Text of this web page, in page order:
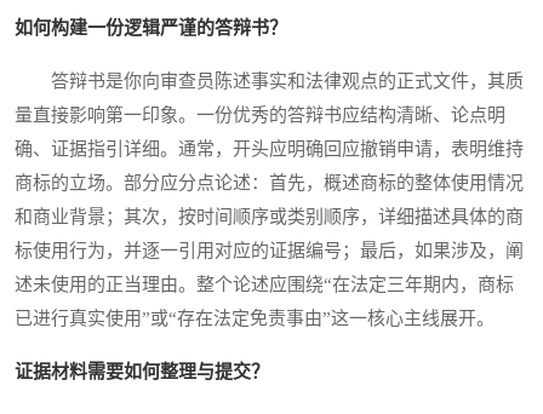
如何构建一份逻辑严谨的答辩书？
答辩书是你向审查员陈述事实和法律观点的正式文件，其质
量直接影响第一印象。一份优秀的答辩书应结构清晰、论点明
确、证据指引详细。通常，开头应明确回应撤销申请，表明维持
商标的立场。部分应分点论述：首先，概述商标的整体使用情况
和商业背景；其次，按时间顺序或类别顺序，详细描述具体的商
标使用行为，并逐一引用对应的证据编号；最后，如果涉及，阐
述未使用的正当理由。整个论述应围绕“在法定三年期内，商标
已进行真实使用”或“存在法定免责事由”这一核心主线展开。
证据材料需要如何整理与提交？